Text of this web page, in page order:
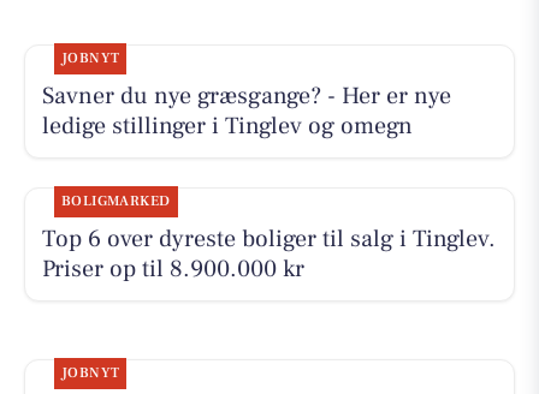
JOBNYT
Savner du nye græsgange? - Her er nye
ledige stillinger i Tinglev og omegn
BOLIGMARKED
Top 6 over dyreste boliger til salg i Tinglev.
Priser op til 8.900.000 kr
JOBNYT